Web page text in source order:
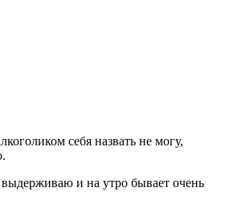
себя назвать не могу,
и на утро бывает очень